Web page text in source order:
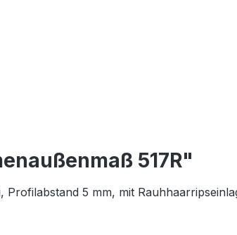
517R"
5 mm, mit